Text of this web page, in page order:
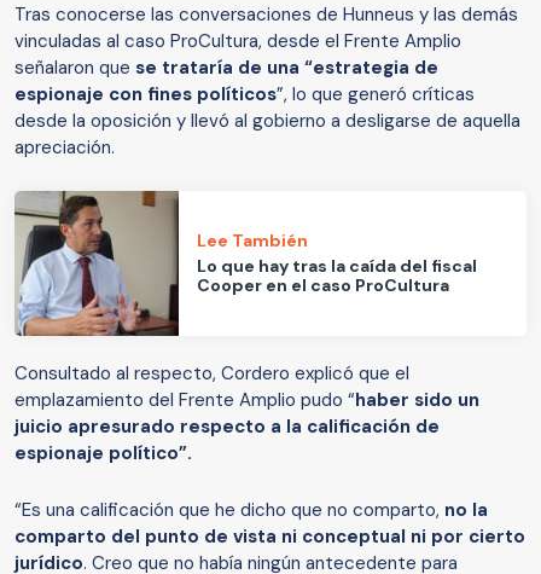
Tras conocerse las conversaciones de Hunneus y las demás
vinculadas al caso ProCultura, desde el Frente Amplio
señalaron que se trataría de una “estrategia de
espionaje con fines políticos”, lo que generó críticas
desde la oposición y llevó al gobierno a desligarse de aquella
apreciación.
Lee También
Lo que hay tras la caída del fiscal
Cooper en el caso ProCultura
Consultado al respecto, Cordero explicó que el
emplazamiento del Frente Amplio pudo “haber sido un
juicio apresurado respecto a la calificación de
espionaje político”.
“Es una calificación que he dicho que no comparto, no la
comparto del punto de vista ni conceptual ni por cierto
jurídico. Creo que no había ningún antecedente para